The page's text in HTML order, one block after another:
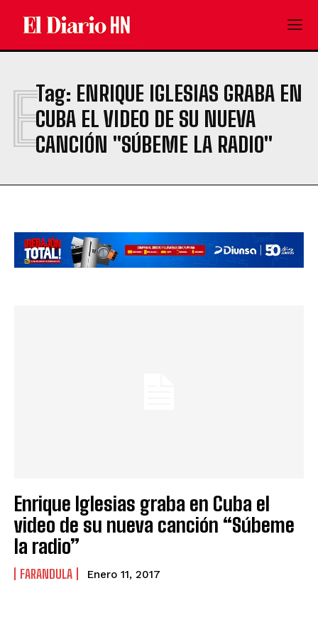
Tag: ENRIQUE IGLESIAS GRABA EN
CUBA EL VIDEO DE SU NUEVA
CANCIÓN "SÚBEME LA RADIO"
E
Enrique Iglesias graba en Cuba el
video de su nueva canción “Súbeme
la radio”
FARANDULA Enero 11, 2017